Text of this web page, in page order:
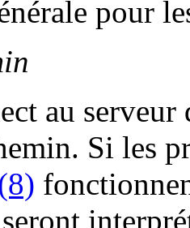
pour
au
Si les